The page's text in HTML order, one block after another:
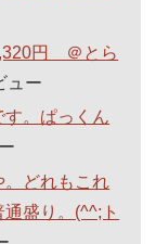
円 ＠とら
ュー
す。ぱっくん
どれもこれ
盛り。(^^;ト